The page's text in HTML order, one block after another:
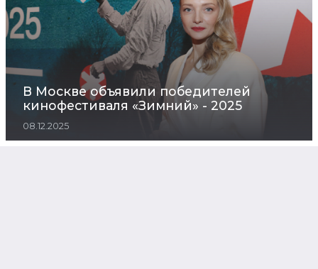
В Москве объявили победителей
кинофестиваля «Зимний» - 2025
08.12.2025